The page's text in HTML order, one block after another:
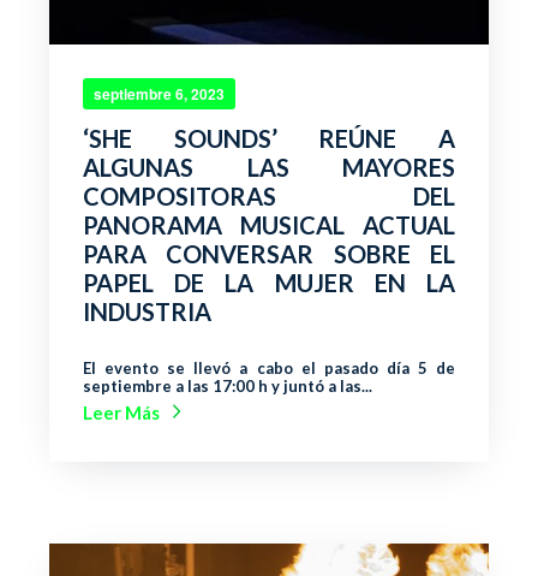
septiembre 6, 2023
‘SHE SOUNDS’ REÚNE A
ALGUNAS LAS MAYORES
COMPOSITORAS DEL
PANORAMA MUSICAL ACTUAL
PARA CONVERSAR SOBRE EL
PAPEL DE LA MUJER EN LA
INDUSTRIA
El evento se llevó a cabo el pasado día 5 de
septiembre a las 17:00 h y juntó a las...
Leer Más